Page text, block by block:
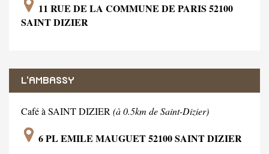
11 RUE DE LA COMMUNE DE PARIS 52100
SAINT DIZIER
L'AMBASSY
Café à SAINT DIZIER (à 0.5km de Saint-Dizier)
6 PL EMILE MAUGUET 52100 SAINT DIZIER